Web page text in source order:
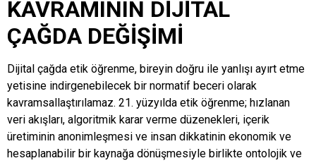
KAVRAMININ DİJİTAL
ÇAĞDA DEĞİŞİMİ
Dijital çağda etik öğrenme, bireyin doğru ile yanlışı ayırt etme
yetisine indirgenebilecek bir normatif beceri olarak
kavramsallaştırılamaz. 21. yüzyılda etik öğrenme; hızlanan
veri akışları, algoritmik karar verme düzenekleri, içerik
üretiminin anonimleşmesi ve insan dikkatinin ekonomik ve
hesaplanabilir bir kaynağa dönüşmesiyle birlikte ontolojik ve